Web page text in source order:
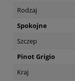
Rodzaj
Spokojne
Szczep
Pinot Grigio
Kraj